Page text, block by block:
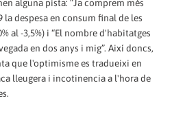
alguna pista: “Ja comprem més
despesa en consum final de les
al -3,5%) i “El nombre d'habitatges
en dos anys i mig”. Així doncs,
que l'optimisme es tradueixi en
lleugera i incotinencia a l'hora de